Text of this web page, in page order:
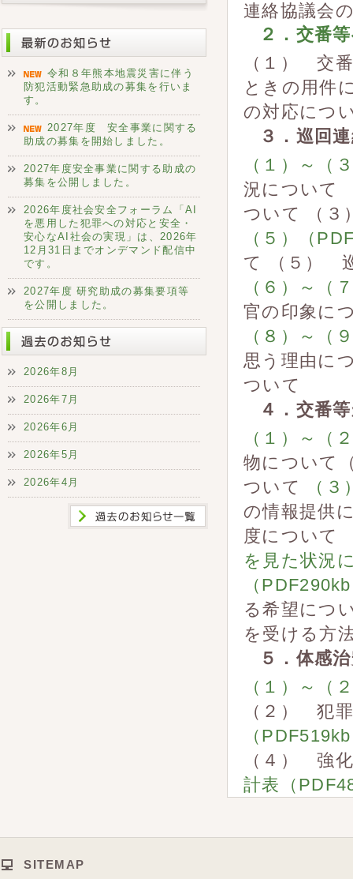
連絡協議会
２．交番
（１） 交
ときの用件
の対応につ
３．巡回
（１）～（
況について
ついて （
（５）（
て （５）
（６）～（
官の印象に
（８）～（
思う理由に
ついて
４．交番
（１）～（
物について
ついて
（
の情報提供
度について
を見た状況
（
る希望につ
を受ける方
５．体感
（１）～（
（２） 犯
（
（４） 強
計表（
令和８年熊本地震災害に伴う
防犯活動緊急助成の募集を行いま
す。
2027年度 安全事業に関する
助成の募集を開始しました。
2027年度安全事業に関する助成の
募集を公開しました。
2026年度社会安全フォーラム「AI
を悪用した犯罪への対応と安全・
安心なAI社会の実現」は、2026年
12月31日までオンデマンド配信中
です。
2027年度 研究助成の募集要項等
を公開しました。
2026年8月
2026年7月
2026年6月
2026年5月
2026年4月
SITEMAP